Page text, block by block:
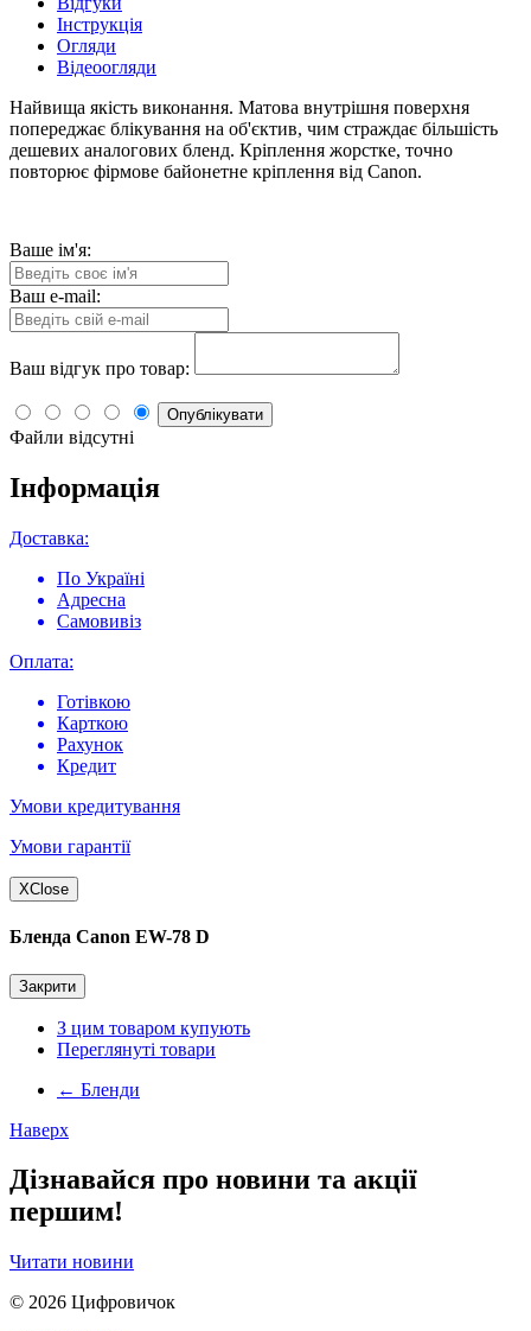
Інструкція
Огляди
Відеоогляди
Найвища якість виконання. Матова внутрішня поверхня
попереджає блікування на об'єктив, чим страждає більшість
дешевих аналогових бленд. Кріплення жорстке, точно
повторює фірмове байонетне кріплення від Canon.
Ваше ім'я:
Ваш e-mail:
Ваш відгук про товар:
Опублікувати
Файли відсутні
Інформація
Доставка:
По Україні
Адресна
Самовивіз
Оплата:
Готівкою
Карткою
Рахунок
Кредит
Умови кредитування
Умови гарантії
XClose
Бленда Canon EW-78 D
Закрити
З цим товаром купують
Переглянуті товари
← Бленди
Наверх
Дізнавайся про новини та акції
першим!
Читати новини
© 2026 Цифровичок